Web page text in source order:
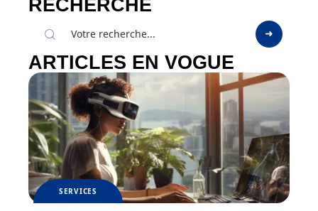
RECHERCHE
ARTICLES EN VOGUE
SERVICES